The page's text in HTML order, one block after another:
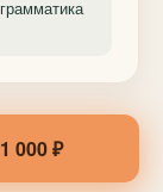
000 ₽